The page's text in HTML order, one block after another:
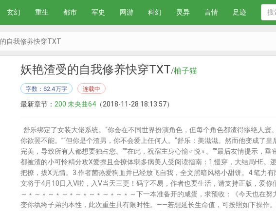
玄幻 重生 都市 军史 网游 科幻 灵异 言情 足迹
自我修养快穿TXT
妖艳渣受的自我修养快穿TXT/柚子猫
字数：62.4万字 连载中
最新章节： 200 未央曲64（2018-11-28 18:13:57）
舒乐绑定了女装大佬系统。“你会在不同世界扮演角色，但每个角色都渣得惨绝人寰
你欲罢不能。”“但你是个渣男，你不会爱上任何人。”舒乐：美滋滋。然而他变成了
完美，导致所有人都想要独占您。”“在此，祝宿主身心愉♂悦♀。”“最后友情提示，
都被渣的小可怜精分攻X爱撩且会撩体弱多病美人受阅读指南：1.慢穿，大结局HE
把撩，拔X无情。3.作者菌热爱狗血并已经放飞自我，全文黑暗风格小甜饼。4.笔力
文将于4月10日入V啦，入V当天三更！码字不易，作者也要生活，请支持正版，爱
～﹡～﹡～﹡～﹡～﹡～﹡～﹡～﹡～下一本准备开的咸蛋，求预收：《今天也
变你纨绔子弟的本性，此次重生具有限时性。——若想延长生命值，可按照如下操作